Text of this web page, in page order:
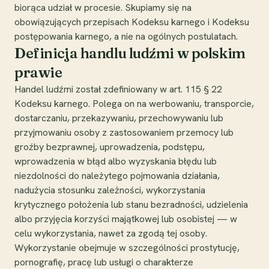
biorąca udział w procesie. Skupiamy się na
obowiązujących przepisach Kodeksu karnego i Kodeksu
postępowania karnego, a nie na ogólnych postulatach.
Definicja handlu ludźmi w polskim
prawie
Handel ludźmi został zdefiniowany w art. 115 § 22
Kodeksu karnego. Polega on na werbowaniu, transporcie,
dostarczaniu, przekazywaniu, przechowywaniu lub
przyjmowaniu osoby z zastosowaniem przemocy lub
groźby bezprawnej, uprowadzenia, podstępu,
wprowadzenia w błąd albo wyzyskania błędu lub
niezdolności do należytego pojmowania działania,
nadużycia stosunku zależności, wykorzystania
krytycznego położenia lub stanu bezradności, udzielenia
albo przyjęcia korzyści majątkowej lub osobistej — w
celu wykorzystania, nawet za zgodą tej osoby.
Wykorzystanie obejmuje w szczególności prostytucję,
pornografię, pracę lub usługi o charakterze